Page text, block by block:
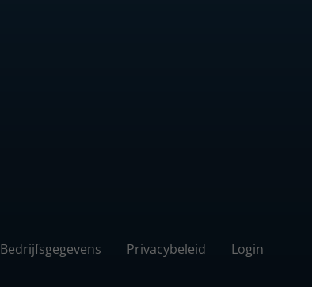
Bedrijfsgegevens Privacybeleid Login